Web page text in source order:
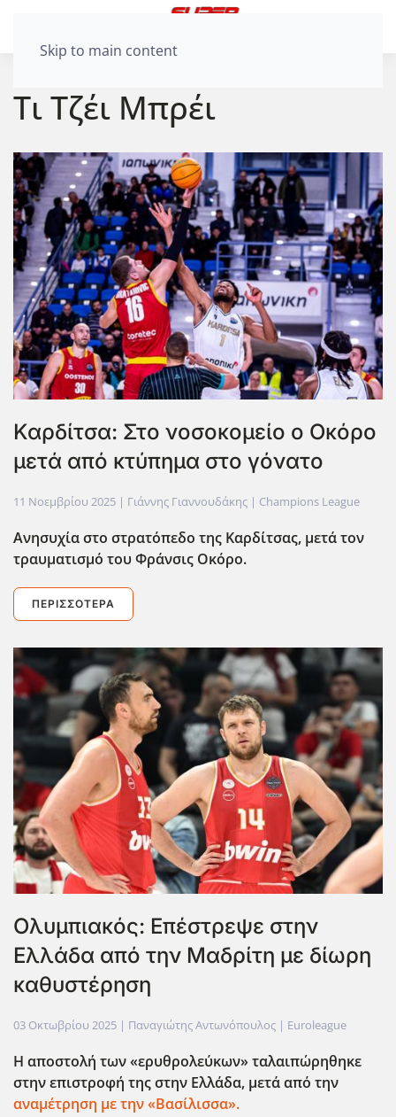
Skip to main content
Τι Τζέι Μπρέι
Καρδίτσα: Στο νοσοκομείο ο Οκόρο
μετά από κτύπημα στο γόνατο
11 Νοεμβρίου 2025 | Γιάννης Γιαννουδάκης | Champions League
Ανησυχία στο στρατόπεδο της Καρδίτσας, μετά τον
τραυματισμό του Φράνσις Οκόρο.
ΠΕΡΙΣΣΌΤΕΡΑ
Ολυμπιακός: Επέστρεψε στην
Ελλάδα από την Μαδρίτη με δίωρη
καθυστέρηση
03 Οκτωβρίου 2025 | Παναγιώτης Αντωνόπουλος | Euroleague
Η αποστολή των «ερυθρολεύκων» ταλαιπώρηθηκε
στην επιστροφή της στην Ελλάδα, μετά από την
αναμέτρηση με την «Βασίλισσα».